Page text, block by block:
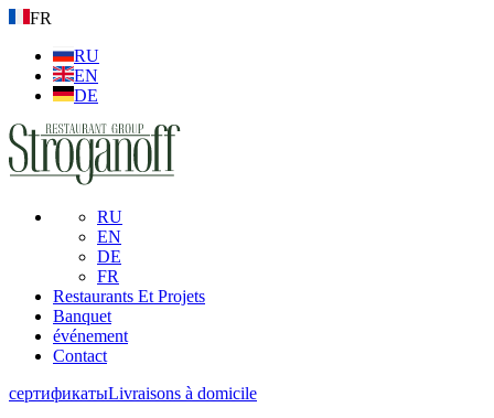
FR
RU
EN
DE
RU
EN
DE
FR
Restaurants Et Projets
Banquet
événement
Contact
сертификатыLivraisons à domicile